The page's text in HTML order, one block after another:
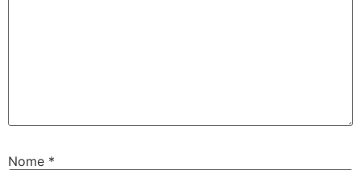
Nome *